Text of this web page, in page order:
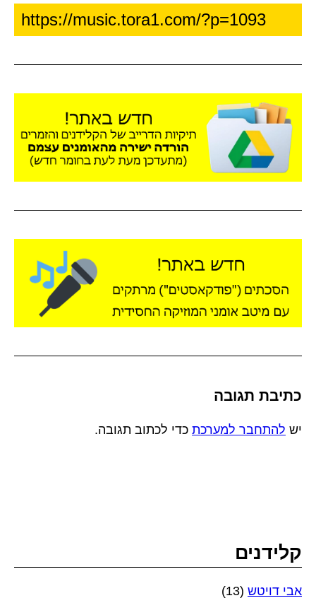
כתיבת תגובה
יש להתחבר למערכת כדי לכתוב תגובה.
קלידנים
אבי דויטש (13)